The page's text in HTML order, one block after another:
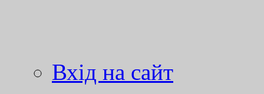
Вхід на сайт